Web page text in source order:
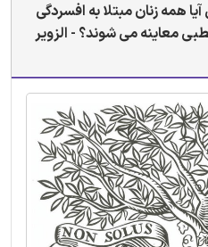
آیا همه زنان مبتلا به افسردگی
معاینه می شوند؟ - الزویر